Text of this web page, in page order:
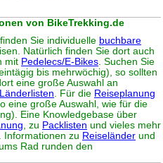
von BikeTrekking.de
finden Sie individuelle buchbare
Natürlich finden Sie dort auch
mit Pedelecs/E-Bikes . Suchen Sie
bis mehrwöchig), so sollten
eine große Auswahl an
Länderlisten . Für die Reiseplanung
eine große Auswahl, wie für die
Eine Knowledgebase über
, zu Packlisten und vieles mehr
Informationen zu Reiseländer und
Rad runden den